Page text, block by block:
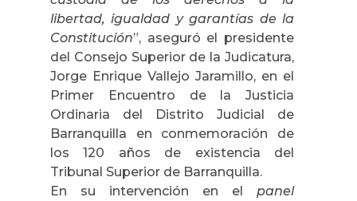
libertad, igualdad y garantías de la
Constitución”, aseguró el presidente
del Consejo Superior de la Judicatura,
Jorge Enrique Vallejo Jaramillo, en el
Primer Encuentro de la Justicia
Ordinaria del Distrito Judicial de
Barranquilla en conmemoración de
los 120 años de existencia del
Tribunal Superior de Barranquilla.
En su intervención en el panel